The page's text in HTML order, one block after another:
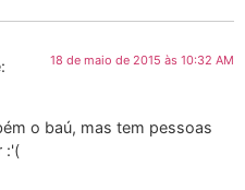
18 de maio de 2015 às 10:32 AM
o baú, mas tem pessoas
:'(